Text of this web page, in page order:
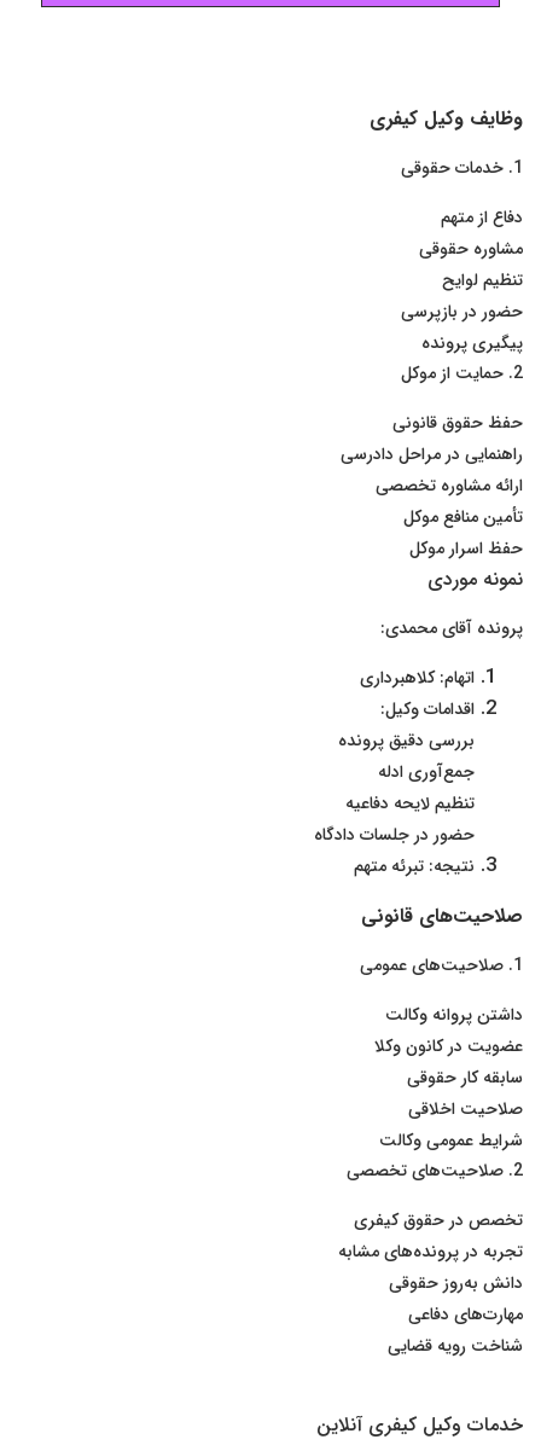
وظایف وکیل کیفری
1. خدمات حقوقی
دفاع از متهم
مشاوره حقوقی
تنظیم لوایح
حضور در بازپرسی
پیگیری پرونده
2. حمایت از موکل
حفظ حقوق قانونی
راهنمایی در مراحل دادرسی
ارائه مشاوره تخصصی
تأمین منافع موکل
حفظ اسرار موکل
نمونه موردی
پرونده آقای محمدی:
اتهام: کلاهبرداری
اقدامات وکیل:
بررسی دقیق پرونده
جمع‌آوری ادله
تنظیم لایحه دفاعیه
حضور در جلسات دادگاه
نتیجه: تبرئه متهم
صلاحیت‌های قانونی
1. صلاحیت‌های عمومی
داشتن پروانه وکالت
عضویت در کانون وکلا
سابقه کار حقوقی
صلاحیت اخلاقی
شرایط عمومی وکالت
2. صلاحیت‌های تخصصی
تخصص در حقوق کیفری
تجربه در پرونده‌های مشابه
دانش به‌روز حقوقی
مهارت‌های دفاعی
شناخت رویه قضایی
خدمات وکیل کیفری آنلاین